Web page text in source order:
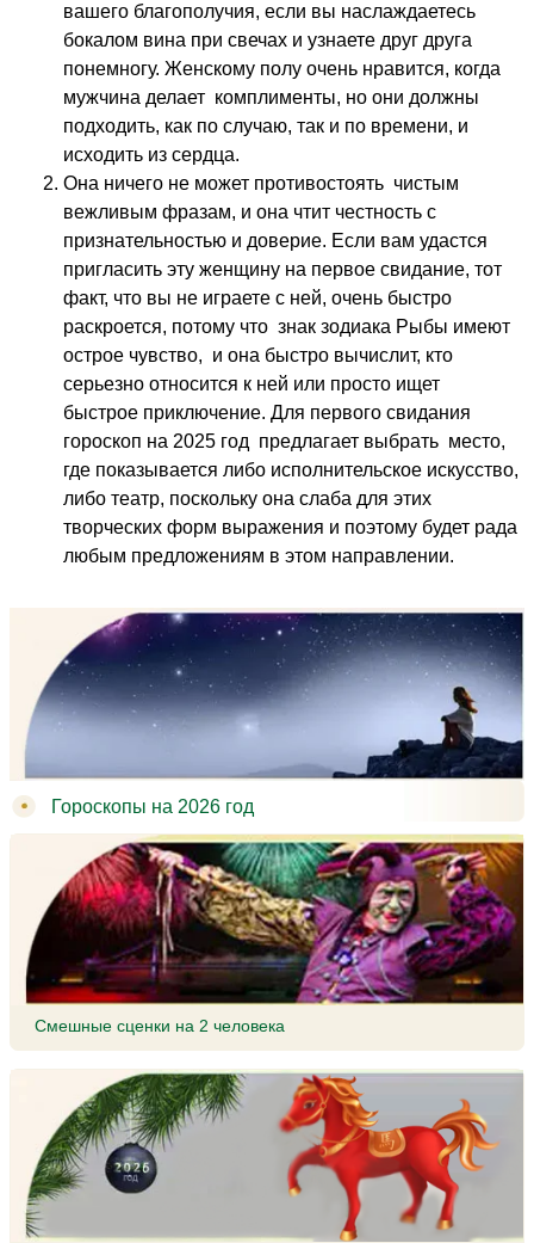
вашего благополучия, если вы наслаждаетесь
бокалом вина при свечах и узнаете друг друга
понемногу. Женскому полу очень нравится, когда
мужчина делает комплименты, но они должны
подходить, как по случаю, так и по времени, и
исходить из сердца.
Она ничего не может противостоять чистым
вежливым фразам, и она чтит честность с
признательностью и доверие. Если вам удастся
пригласить эту женщину на первое свидание, тот
факт, что вы не играете с ней, очень быстро
раскроется, потому что знак зодиака Рыбы имеют
острое чувство, и она быстро вычислит, кто
серьезно относится к ней или просто ищет
быстрое приключение. Для первого свидания
гороскоп на 2025 год предлагает выбрать место,
где показывается либо исполнительское искусство,
либо театр, поскольку она слаба для этих
творческих форм выражения и поэтому будет рада
любым предложениям в этом направлении.
Гороскопы на 2026 год
Смешные сценки на 2 человека